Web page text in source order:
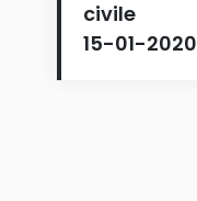
civile
15-01-2020